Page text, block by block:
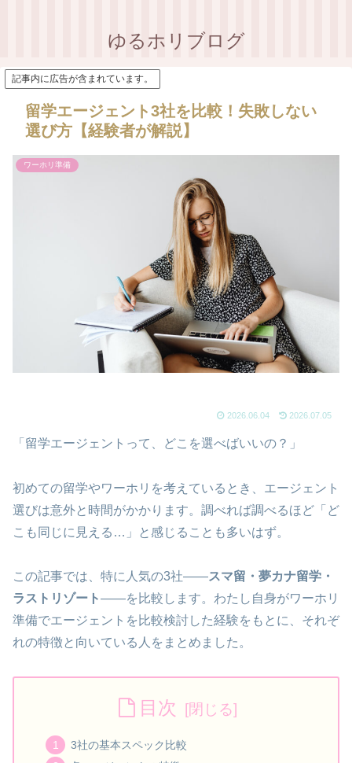
ゆるホリブログ
記事内に広告が含まれています。
留学エージェント3社を比較！失敗しない
選び方【経験者が解説】
ワーホリ準備
2026.06.04 2026.07.05
「留学エージェントって、どこを選べばいいの？」
初めての留学やワーホリを考えているとき、エージェント
選びは意外と時間がかかります。調べれば調べるほど「ど
こも同じに見える…」と感じることも多いはず。
この記事では、特に人気の3社——スマ留・夢カナ留学・
ラストリゾート——を比較します。わたし自身がワーホリ
準備でエージェントを比較検討した経験をもとに、それぞ
れの特徴と向いている人をまとめました。
目次
3社の基本スペック比較